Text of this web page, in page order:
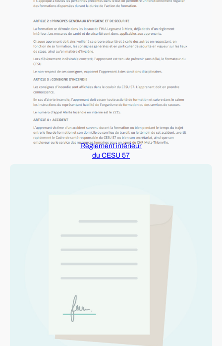
Règlement intérieur
du CESU 57